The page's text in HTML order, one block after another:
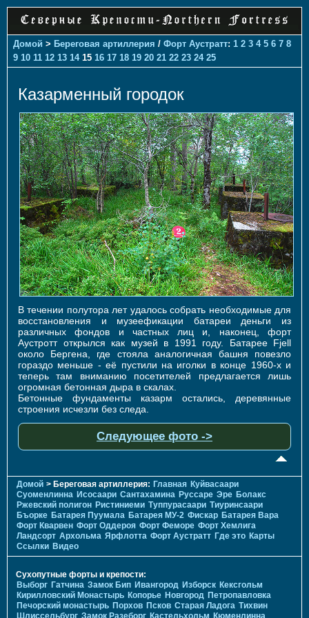
Домой > Береговая артиллерия / Форт Аустратт: 1 2 3 4 5 6 7 8
9 10 11 12 13 1415 16 17 18 19 20 21 22 23 24 25
Казарменный городок
В течении полутора лет удалось собрать необходимые для
восстановления и музеефикации батареи деньги из
различных фондов и частных лиц и, наконец, форт
Аустротт открылся как музей в 1991 году. Батарее Fjell
около Бергена, где стояла аналогичная башня повезло
гораздо меньше - её пустили на иголки в конце 1960-х и
теперь там вниманию посетителей предлагается лишь
огромная бетонная дыра в скалах.
Бетонные фундаменты казарм остались, деревянные
строения исчезли без следа.
Следующее фото ->
Домой > Береговая артиллерия: Главная Куйвасаари
Суоменлиннa Исосаари Сантахамина Руссаре Эре Болакс
Ржевский полигон Ристиниеми Туппурасаари Тиуринсаари
Бъорке Батарея Пуумала Батарея МУ-2 Фискар Батарея Вара
Форт Кварвен Форт Оддероя Форт Феморе Форт Хемлига
Ландсорт Архольма Ярфлотта Форт Аустратт Где это Карты
Ссылки Видео
Сухопутные форты и крепости:
Выборг Гатчина Замок Бип Ивангород Изборск Кексгольм
Кирилловский Монастырь Копорье Новгород Петропавловка
Печорcкий монастырь Порхов Псков Старая Ладога Тихвин
Шлиссельбург Замок Разеборг Кастельхольм Кюменлинна